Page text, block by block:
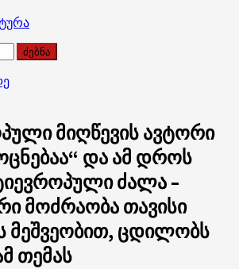
მიღწევის ავტორი
და ამ დროს
ძალა –
მოძრაობა თავისი
მეშვეობით, ცდილობს
თემას